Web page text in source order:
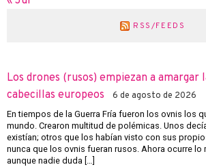
RSS/FEEDS
Los drones (rusos) empiezan a amargar
cabecillas europeos
6 de agosto de 2026
En tiempos de la Guerra Fría fueron los ovnis los
mundo. Crearon multitud de polémicas. Unos
existían; otros que los habían visto con sus
nunca que los ovnis fueran rusos. Ahora ocurre
aunque nadie duda […]